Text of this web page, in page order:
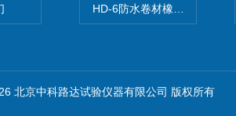
HD-6防水卷材橡胶测厚仪
北京中科路达试验仪器有限公司 版权所有